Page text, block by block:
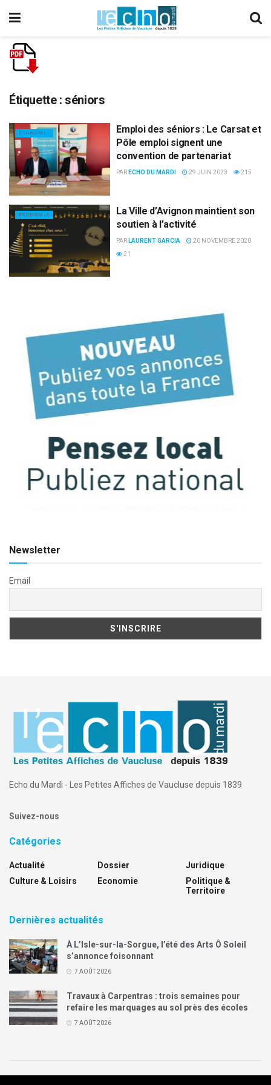
Étiquette :séniors
ECONOMIE
Emploi des séniors : Le Carsat et
Pôle emploi signent une
convention de partenariat
PAR ECHO DU MARDI 29 JUIN 2023 215
ECONOMIE
La Ville d’Avignon maintient son
soutien à l’activité
PAR LAURENT GARCIA
20 NOVEMBRE 2020
21
Newsletter
Email
Echo du Mardi - Les Petites Affiches de Vaucluse depuis 1839
Suivez-nous
Catégories
Actualité
Culture & Loisirs
Dossier
Economie
Juridique
Politique &
Territoire
Dernières actualités
À L’Isle-sur-la-Sorgue, l’été des Arts Ô Soleil
s’annonce foisonnant
7 AOÛT 2026
Travaux à Carpentras : trois semaines pour
refaire les marquages au sol près des écoles
7 AOÛT 2026